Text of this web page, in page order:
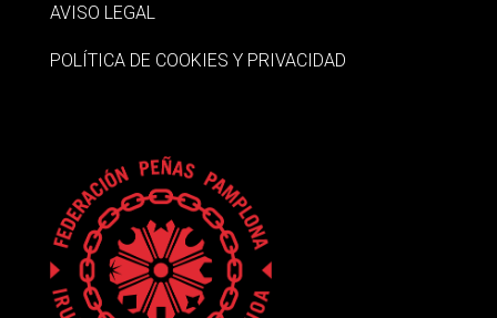
AVISO LEGAL
POLÍTICA DE COOKIES Y PRIVACIDAD